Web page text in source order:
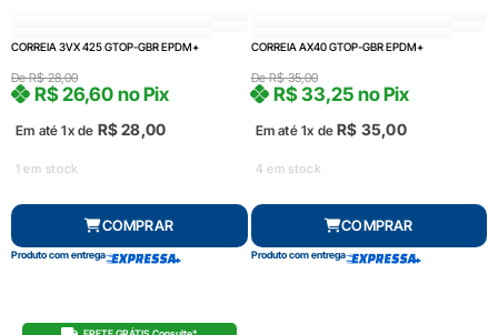
CORREIA 3VX 425 GTOP-GBR EPDM+
DeR$28,00
Em até 1x de R$28,00
R$26,60 no Pix
1 em stock
COMPRAR
Produto com entrega
CORREIA AX40 GTOP-GBR EPDM+
DeR$35,00
Em até 1x de R$ 35,00
R$33,25 no Pix
4 em stock
COMPRAR
Produto com entrega